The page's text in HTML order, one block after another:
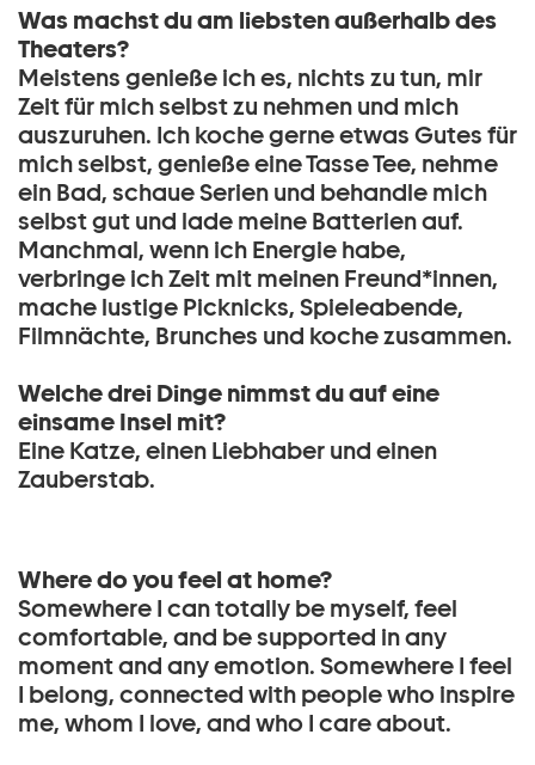
Was machst du am liebsten außerhalb des
Theaters?
Meistens genieße ich es, nichts zu tun, mir
Zeit für mich selbst zu nehmen und mich
auszuruhen. Ich koche gerne etwas Gutes für
mich selbst, genieße eine Tasse Tee, nehme
ein Bad, schaue Serien und behandle mich
selbst gut und lade meine Batterien auf.
Manchmal, wenn ich Energie habe,
verbringe ich Zeit mit meinen Freund*innen,
mache lustige Picknicks, Spieleabende,
Filmnächte, Brunches und koche zusammen.
Welche drei Dinge nimmst du auf eine
einsame Insel mit?
Eine Katze, einen Liebhaber und einen
Zauberstab.
Where do you feel at home?
Somewhere I can totally be myself, feel
comfortable, and be supported in any
moment and any emotion. Somewhere I feel
I belong, connected with people who inspire
me, whom I love, and who I care about.